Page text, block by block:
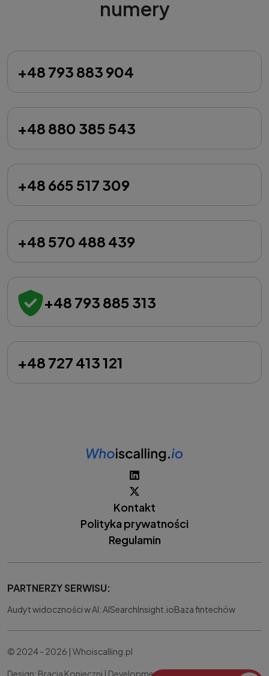
numery
+48 793 883 904
+48 880 385 543
+48 665 517 309
+48 570 488 439
+48 793 885 313
+48 727 413 121
Kontakt
Polityka prywatności
Regulamin
PARTNERZY SERWISU:
Audyt widoczności w AI: AISearchInsight.ioBaza fintechów
© 2024 - 2026 | Whoiscalling.pl
Design: Bracia Konieczni | Development: